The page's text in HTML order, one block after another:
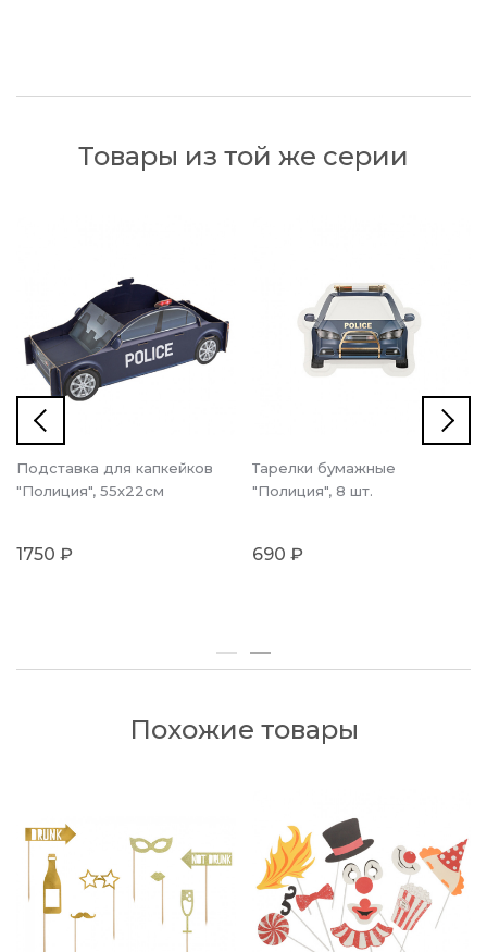
Товары из той же серии
Подставка для капкейков
"Полиция", 55х22см
1750 ₽
Тарелки бумажные
"Полиция", 8 шт.
690 ₽
Похожие товары